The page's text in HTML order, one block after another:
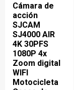
Cámara de
acción
SJCAM
SJ4000 AIR
4K 30PFS
1080P 4x
Zoom digital
WIFI
Motocicleta